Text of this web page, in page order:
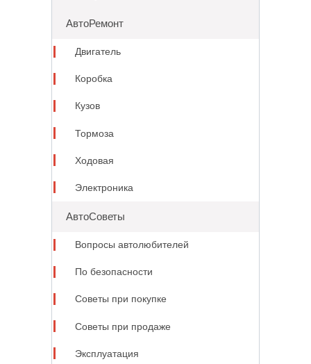
АвтоРемонт
Двигатель
Коробка
Кузов
Тормоза
Ходовая
Электроника
АвтоСоветы
Вопросы автолюбителей
По безопасности
Советы при покупке
Советы при продаже
Эксплуатация